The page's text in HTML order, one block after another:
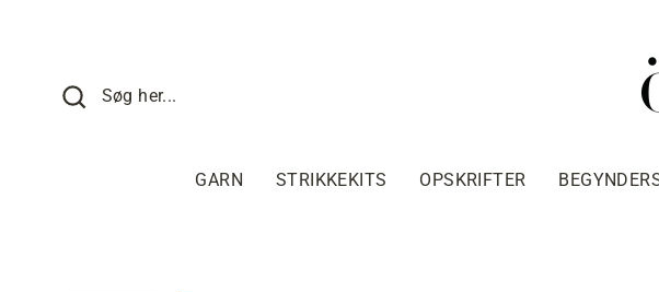
Søg her...
GARN STRIKKEKITS OPSKRIFTER